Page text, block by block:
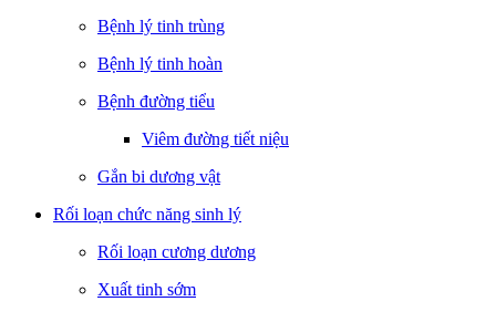
Bệnh lý tinh trùng
Bệnh lý tinh hoàn
Bệnh đường tiểu
Viêm đường tiết niệu
Gắn bi dương vật
Rối loạn chức năng sinh lý
Rối loạn cương dương
Xuất tinh sớm